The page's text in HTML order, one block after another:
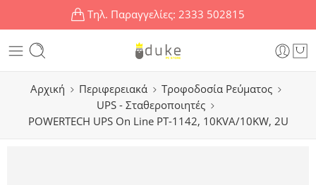
Τηλ. Παραγγελίες: 2333 502815
Αρχική Περιφερειακά
Τροφοδοσία Ρεύματος
UPS - Σταθεροποιητές
POWERTECH UPS On Line PT-1142, 10KVA/10KW, 2U